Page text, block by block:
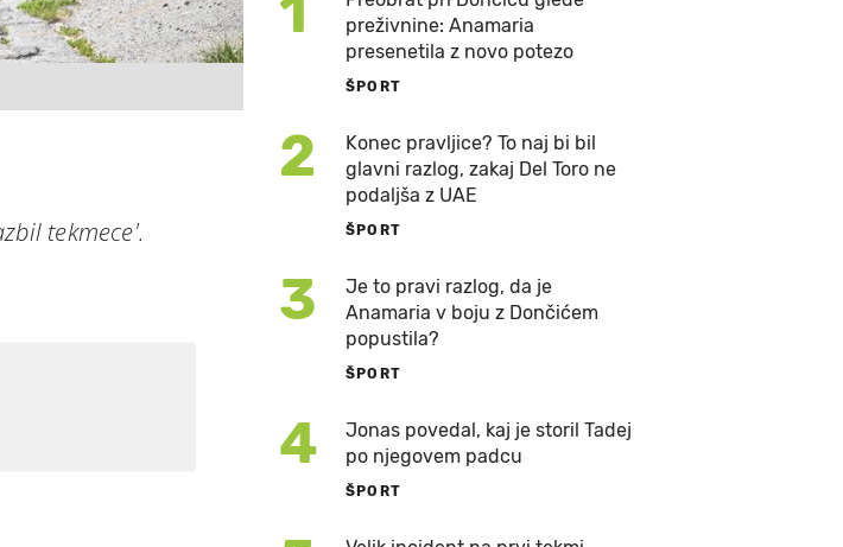
tekmece'.
preživnine: Anamaria
presenetila z novo potezo
ŠPORT
2
Konec pravljice? To naj bi bil
glavni razlog, zakaj Del Toro ne
podaljša z UAE
ŠPORT
3
Je to pravi razlog, da je
Anamaria v boju z Dončićem
popustila?
ŠPORT
4
Jonas povedal, kaj je storil Tadej
po njegovem padcu
ŠPORT